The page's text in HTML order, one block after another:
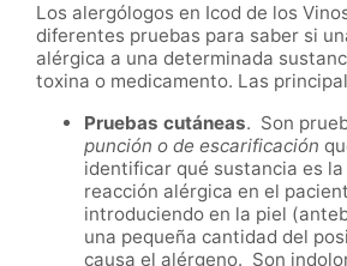
Los alergólogos en Icod de los
diferentes pruebas para saber si
alérgica a una determinada
toxina o medicamento. Las
Pruebas cutáneas. Son
punción o de escarificación
identificar qué sustancia es
reacción alérgica en el
introduciendo en la piel
una pequeña cantidad del
causa el alérgeno. Son